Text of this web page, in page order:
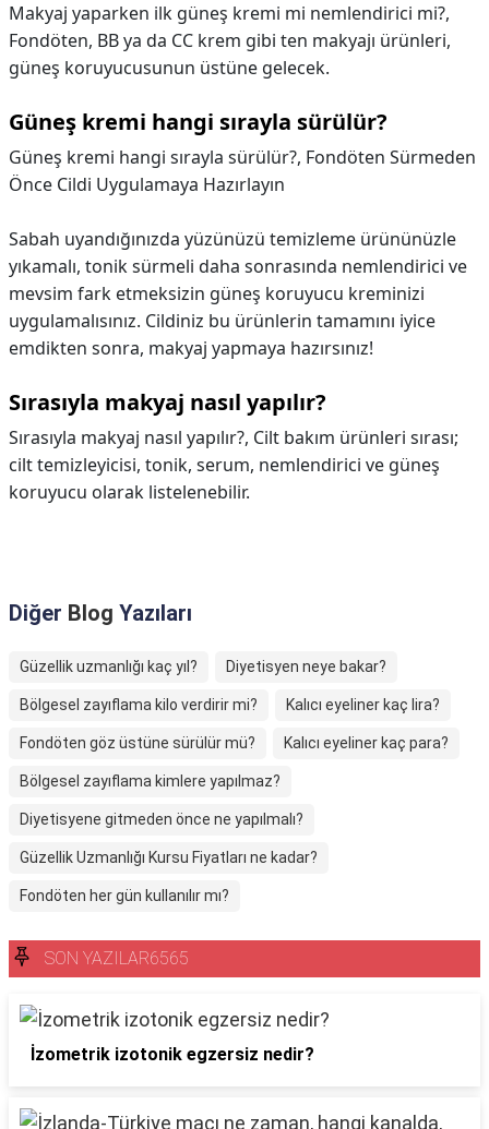
Makyaj yaparken ilk güneş kremi mi nemlendirici mi?,
Fondöten, BB ya da CC krem gibi ten makyajı ürünleri,
güneş koruyucusunun üstüne gelecek.
Güneş kremi hangi sırayla sürülür?
Güneş kremi hangi sırayla sürülür?, Fondöten Sürmeden
Önce Cildi Uygulamaya Hazırlayın
Sabah uyandığınızda yüzünüzü temizleme ürününüzle
yıkamalı, tonik sürmeli daha sonrasında nemlendirici ve
mevsim fark etmeksizin güneş koruyucu kreminizi
uygulamalısınız. Cildiniz bu ürünlerin tamamını iyice
emdikten sonra, makyaj yapmaya hazırsınız!
Sırasıyla makyaj nasıl yapılır?
Sırasıyla makyaj nasıl yapılır?, Cilt bakım ürünleri sırası;
cilt temizleyicisi, tonik, serum, nemlendirici ve güneş
koruyucu olarak listelenebilir.
Diğer Blog Yazıları
Güzellik uzmanlığı kaç yıl? Diyetisyen neye bakar?
Bölgesel zayıflama kilo verdirir mi? Kalıcı eyeliner kaç lira?
Fondöten göz üstüne sürülür mü? Kalıcı eyeliner kaç para?
Bölgesel zayıflama kimlere yapılmaz?
Diyetisyene gitmeden önce ne yapılmalı?
Güzellik Uzmanlığı Kursu Fiyatları ne kadar?
Fondöten her gün kullanılır mı?
SON YAZILAR6565
İzometrik izotonik egzersiz nedir?